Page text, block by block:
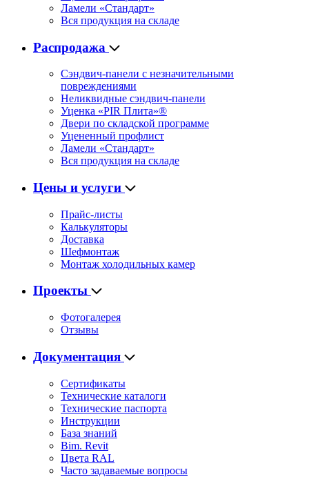
Ламели «Стандарт»
Вся продукция на складе
Распродажа
Сэндвич-панели с незначительными
повреждениями
Неликвидные сэндвич-панели
Уценка «PIR Плита»®
Двери по складской программе
Уцененный профлист
Ламели «Стандарт»
Вся продукция на складе
Цены и услуги
Прайс-листы
Калькуляторы
Доставка
Шефмонтаж
Монтаж холодильных камер
Проекты
Фотогалерея
Отзывы
Документация
Сертификаты
Технические каталоги
Технические паспорта
Инструкции
База знаний
Bim. Revit
Цвета RAL
Часто задаваемые вопросы